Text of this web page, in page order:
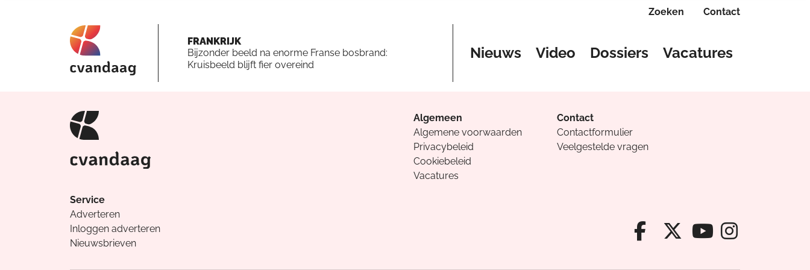
Zoeken Contact
FRANKRIJK
Bijzonder beeld na enorme Franse bosbrand:
Kruisbeeld blijft fier overeind
Nieuws Video Dossiers Vacatures
Algemeen
Algemene voorwaarden
Privacybeleid
Cookiebeleid
Vacatures
Contact
Contactformulier
Veelgestelde vragen
Service
Adverteren
Inloggen adverteren
Nieuwsbrieven
Facebook van
X van